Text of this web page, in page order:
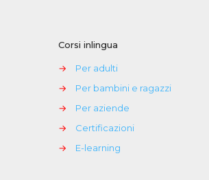
Corsi inlingua
→
Per adulti
→
Per bambini e ragazzi
→
Per aziende
→
Certificazioni
→
E-learning